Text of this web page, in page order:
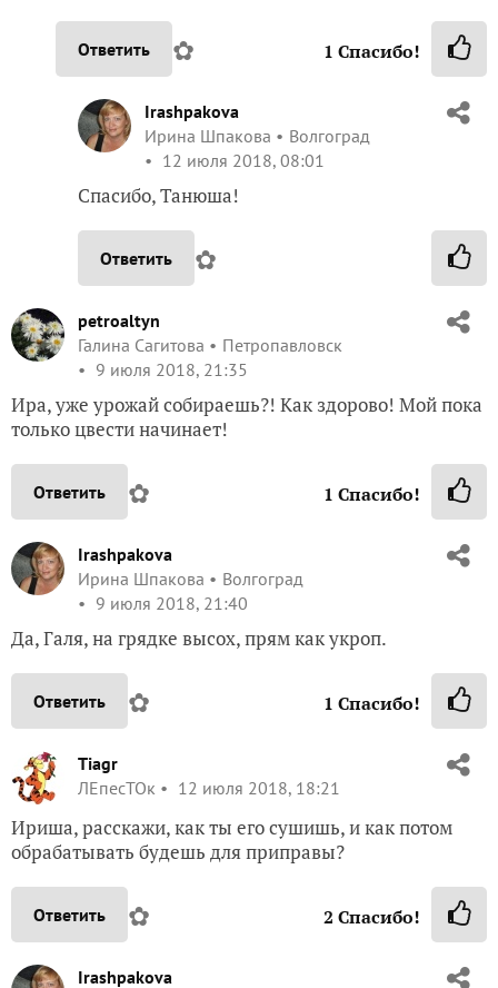
Ответить ✿ 1 Спасибо!
Irashpakova
Ирина Шпакова
Волгоград
12 июля 2018, 08:01
Спасибо, Танюша!
Ответить ✿
petroaltyn
Галина Сагитова
Петропавловск
9 июля 2018, 21:35
Ира, уже урожай собираешь?! Как здорово! Мой пока
только цвести начинает!
Ответить ✿ 1 Спасибо!
Irashpakova
Ирина Шпакова
Волгоград
9 июля 2018, 21:40
Да, Галя, на грядке высох, прям как укроп.
Ответить ✿ 1 Спасибо!
Tiagr
ЛЕпесТОк
12 июля 2018, 18:21
Ириша, расскажи, как ты его сушишь, и как потом
обрабатывать будешь для приправы?
Ответить ✿ 2 Спасибо!
Irashpakova